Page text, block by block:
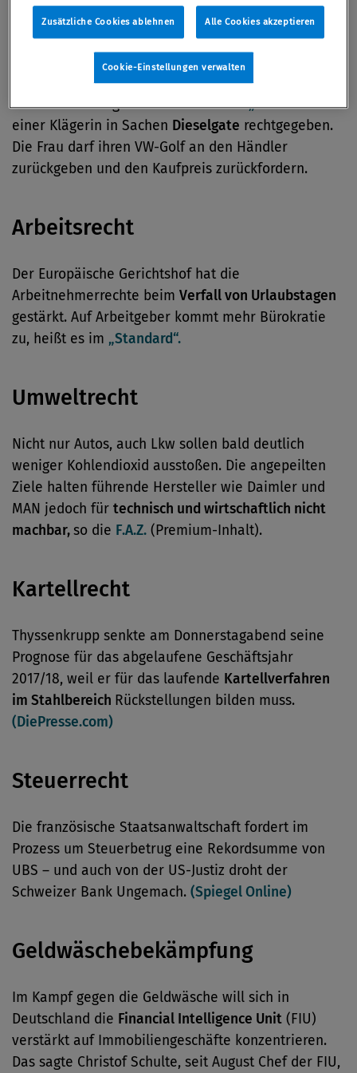
VW-Abgasaffäre
Das Oberlandesgericht Wien hat laut„Standard“
einer Klägerin in Sachen Dieselgate rechtgegeben.
Die Frau darf ihren VW-Golf an den Händler
zurückgeben und den Kaufpreis zurückfordern.
Arbeitsrecht
Der Europäische Gerichtshof hat die
Arbeitnehmerrechte beim Verfall von Urlaubstagen
gestärkt. Auf Arbeitgeber kommt mehr Bürokratie
zu, heißt es im „Standard“.
Umweltrecht
Nicht nur Autos, auch Lkw sollen bald deutlich
weniger Kohlendioxid ausstoßen. Die angepeilten
Ziele halten führende Hersteller wie Daimler und
MAN jedoch für technisch und wirtschaftlich nicht
machbar,so die F.A.Z. (Premium-Inhalt).
Kartellrecht
Thyssenkrupp senkte am Donnerstagabend seine
Prognose für das abgelaufene Geschäftsjahr
2017/18, weil er für das laufende Kartellverfahren
im Stahlbereich Rückstellungen bilden muss.
(DiePresse.com)
Steuerrecht
Die französische Staatsanwaltschaft fordert im
Prozess um Steuerbetrug eine Rekordsumme von
UBS – und auch von der US-Justiz droht der
Schweizer Bank Ungemach. (Spiegel Online)
Geldwäschebekämpfung
Im Kampf gegen die Geldwäsche will sich in
Deutschland die Financial Intelligence Unit (FIU)
verstärkt auf Immobiliengeschäfte konzentrieren.
Das sagte Christof Schulte, seit August Chef der FIU,
Zusätzliche Cookies ablehnen Alle Cookies akzeptieren
Cookie-Einstellungen verwalten